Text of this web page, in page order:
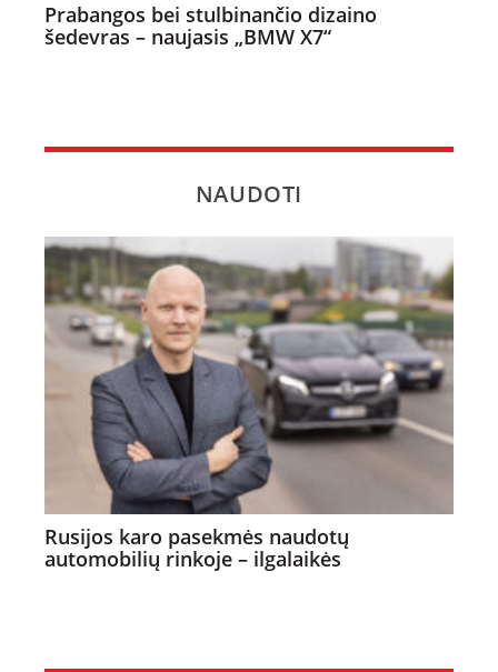
Prabangos bei stulbinančio dizaino
šedevras – naujasis „BMW X7“
NAUDOTI
Rusijos karo pasekmės naudotų
automobilių rinkoje – ilgalaikės